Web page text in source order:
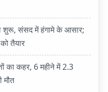
शुरू, संसद में हंगामे के आसार;
तैयार
का कहर, 6 महीने में 2.3
मौत